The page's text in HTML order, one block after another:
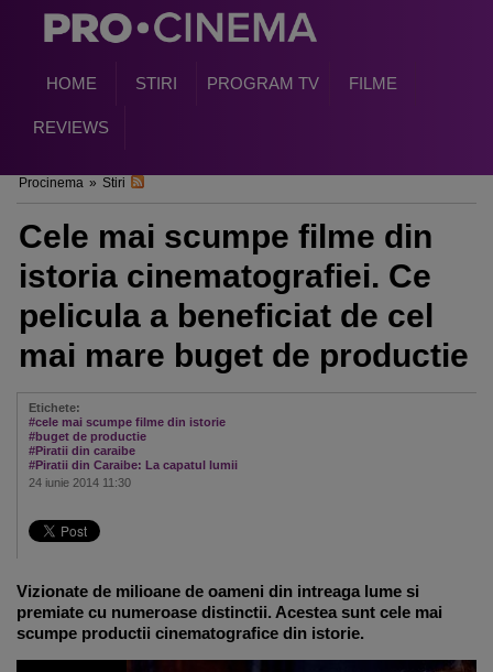
HOME STIRI PROGRAM TV FILME
REVIEWS
Procinema » Stiri
Cele mai scumpe filme din
istoria cinematografiei. Ce
pelicula a beneficiat de cel
mai mare buget de productie
Etichete:
#cele mai scumpe filme din istorie
#buget de productie
#Piratii din caraibe
#Piratii din Caraibe: La capatul lumii
24 iunie 2014 11:30
Vizionate de milioane de oameni din intreaga lume si
premiate cu numeroase distinctii. Acestea sunt cele mai
scumpe productii cinematografice din istorie.